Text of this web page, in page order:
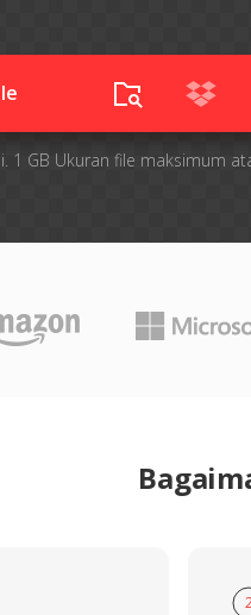
1 GB Ukuran file maksimum